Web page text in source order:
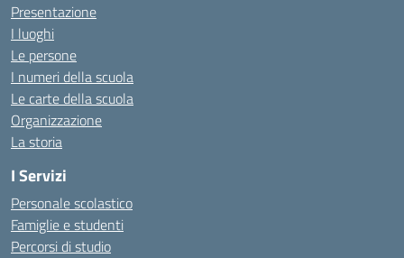
Presentazione
I luoghi
Le persone
I numeri della scuola
Le carte della scuola
Organizzazione
La storia
I Servizi
Personale scolastico
Famiglie e studenti
Percorsi di studio